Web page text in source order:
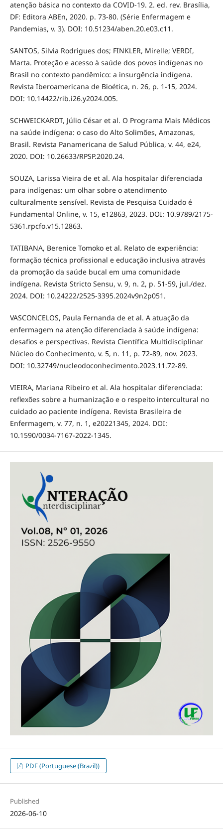
atenção básica no contexto da COVID-19. 2. ed. rev. Brasília,
DF: Editora ABEn, 2020. p. 73-80. (Série Enfermagem e
Pandemias, v. 3). DOI: 10.51234/aben.20.e03.c11.
SANTOS, Silvia Rodrigues dos; FINKLER, Mirelle; VERDI,
Marta. Proteção e acesso à saúde dos povos indígenas no
Brasil no contexto pandêmico: a insurgência indígena.
Revista Iberoamericana de Bioética, n. 26, p. 1-15, 2024.
DOI: 10.14422/rib.i26.y2024.005.
SCHWEICKARDT, Júlio César et al. O Programa Mais Médicos
na saúde indígena: o caso do Alto Solimões, Amazonas,
Brasil. Revista Panamericana de Salud Pública, v. 44, e24,
2020. DOI: 10.26633/RPSP.2020.24.
SOUZA, Larissa Vieira de et al. Ala hospitalar diferenciada
para indígenas: um olhar sobre o atendimento
culturalmente sensível. Revista de Pesquisa Cuidado é
Fundamental Online, v. 15, e12863, 2023. DOI: 10.9789/2175-
5361.rpcfo.v15.12863.
TATIBANA, Berenice Tomoko et al. Relato de experiência:
formação técnica profissional e educação inclusiva através
da promoção da saúde bucal em uma comunidade
indígena. Revista Stricto Sensu, v. 9, n. 2, p. 51-59, jul./dez.
2024. DOI: 10.24222/2525-3395.2024v9n2p051.
VASCONCELOS, Paula Fernanda de et al. A atuação da
enfermagem na atenção diferenciada à saúde indígena:
desafios e perspectivas. Revista Científica Multidisciplinar
Núcleo do Conhecimento, v. 5, n. 11, p. 72-89, nov. 2023.
DOI: 10.32749/nucleodoconhecimento.2023.11.72-89.
VIEIRA, Mariana Ribeiro et al. Ala hospitalar diferenciada:
reflexões sobre a humanização e o respeito intercultural no
cuidado ao paciente indígena. Revista Brasileira de
Enfermagem, v. 77, n. 1, e20221345, 2024. DOI:
10.1590/0034-7167-2022-1345.
PDF (Portuguese (Brazil))
Published
2026-06-10